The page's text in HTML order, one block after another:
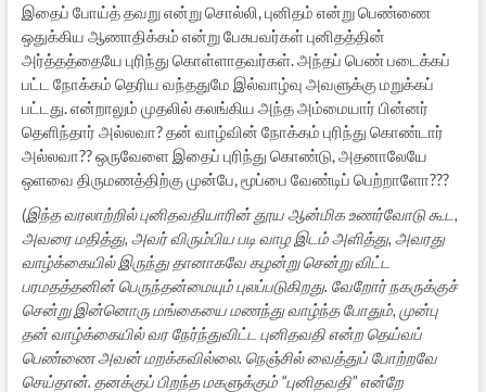
இதைப் போய்த் தவறு என்று சொல்லி, புனிதம் என்று பெண்ணை
ஒதுக்கிய ஆணாதிக்கம் என்று பேசுபவர்கள் புனிதத்தின்
அர்த்தத்தையே புரிந்து கொள்ளாதவர்கள். அந்தப் பெண் படைக்கப்
பட்ட நோக்கம் தெரிய வந்ததுமே இல்வாழ்வு அவளுக்கு மறுக்கப்
பட்டது. என்றாலும் முதலில் கலங்கிய அந்த அம்மையார் பின்னர்
தெளிந்தார் அல்லவா? தன் வாழ்வின் நோக்கம் புரிந்து கொண்டார்
அல்லவா?? ஒருவேளை இதைப் புரிந்து கொண்டு, அதனாலேயே
ஒளவை திருமணத்திற்கு முன்பே, மூப்பை வேண்டிப் பெற்றாளோ???
(இந்த வரலாற்றில் புனிதவதியாரின் தூய ஆன்மிக உணர்வோடு கூட,
அவரை மதித்து, அவர் விரும்பிய படி வாழ இடம் அளித்து, அவரது
வாழ்க்கையில் இருந்து தானாகவே கழன்று சென்று விட்ட
பரமதத்தனின் பெருந்தன்மையும் புலப்படுகிறது. வேறோர் நகருக்குச்
சென்று இன்னொரு மங்கையை மணந்து வாழ்ந்த போதும், முன்பு
தன் வாழ்க்கையில் வர நேர்ந்துவிட்ட புனிதவதி என்ற தெய்வப்
பெண்ணை அவன் மறக்கவில்லை. நெஞ்சில் வைத்துப் போற்றவே
செய்தான். தனக்குப் பிறந்த மகளுக்கும் “புனிதவதி” என்றே